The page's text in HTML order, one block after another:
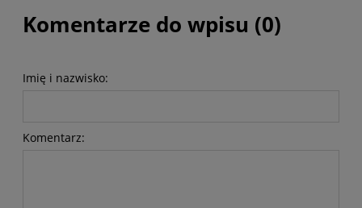
Komentarze do wpisu (0)
Imię i nazwisko:
Komentarz: